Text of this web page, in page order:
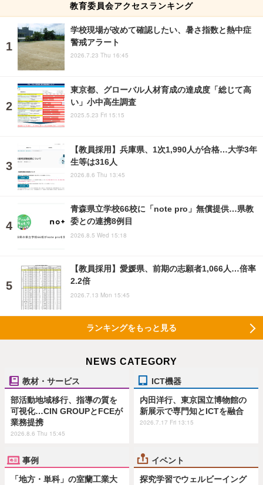
教育委員会アクセスランキング
学校現場が改めて確認したい、暑さ指数と熱中症
警戒アラート
2026.7.23 Thu 16:45
東京都、グローバル人材育成の達成度「総じて高
い」小中高生調査
2025.5.23 Fri 15:15
【教員採用】兵庫県、1次1,990人が合格…大学3年
生等は316人
2026.8.6 Thu 13:45
青森県立学校66校に「note pro」無償提供…県教
委との連携8例目
2026.8.5 Wed 15:18
【教員採用】愛媛県、前期の志願者1,066人…倍率
2.2倍
2026.7.13 Mon 15:45
ランキングをもっと見る
NEWS CATEGORY
教材・サービス
部活動地域移行、指導の質を
可視化…CIN GROUPとFCEが
業務提携
2026.8.6 Thu 15:45
ICT機器
内田洋行、東京国立博物館の
新展示で専門知とICTを融合
2026.7.17 Fri 13:15
事例
「地方・単科」の室蘭工業大
イベント
探究学習でウェルビーイング